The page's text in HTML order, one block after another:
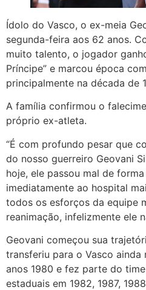
Ídolo do Vasco, o ex-meia
segunda-feira aos 62 anos.
muito talento, o jogador
Príncipe” e marcou época
principalmente na década de
A família confirmou o
próprio ex-atleta.
“É com profundo pesar que
do nosso guerreiro Geovani
hoje, ele passou mal de
imediatamente ao hospital
todos os esforços da equipe
reanimação, infelizmente ele
Geovani começou sua
transferiu para o Vasco ainda
anos 1980 e fez parte do
estaduais em 1982, 1987,